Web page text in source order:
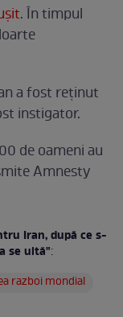
. În timpul
a fost reţinut
instigator.
de oameni au
Amnesty
Iran, după ce s-
se uită":
razboi mondial